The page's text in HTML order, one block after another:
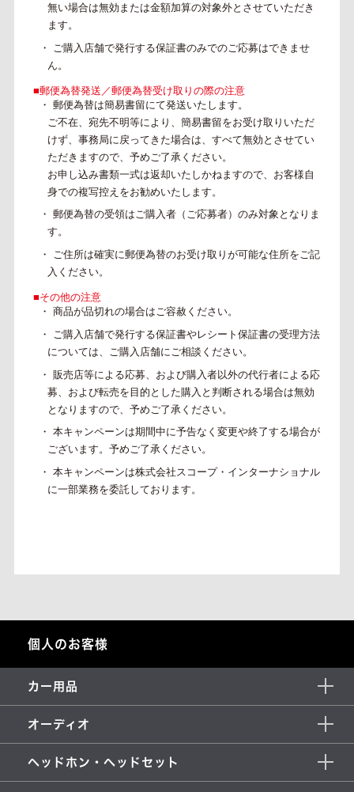
無い場合は無効または金額加算の対象外とさせていただき
ます。
・ ご購入店舗で発行する保証書のみでのご応募はできませ
ん。
■郵便為替発送／郵便為替受け取りの際の注意
・ 郵便為替は簡易書留にて発送いたします。
ご不在、宛先不明等により、簡易書留をお受け取りいただ
けず、事務局に戻ってきた場合は、すべて無効とさせてい
ただきますので、予めご了承ください。
お申し込み書類一式は返却いたしかねますので、お客様自
身での複写控えをお勧めいたします。
・ 郵便為替の受領はご購入者（ご応募者）のみ対象となりま
す。
・ ご住所は確実に郵便為替のお受け取りが可能な住所をご記
入ください。
■その他の注意
・ 商品が品切れの場合はご容赦ください。
・ ご購入店舗で発行する保証書やレシート保証書の受理方法
については、ご購入店舗にご相談 ください。
・ 販売店等による応募、および購入者以外の代行者による応
募、および転売を目的とした購入と 判断される場合は無効
となりますので、予めご了承ください。
・ 本キャンペーンは期間中に予告なく変更や終了する場合が
ございます。予めご了承ください。
・ 本キャンペーンは株式会社スコープ・インターナショナル
に一部業務を委託しております。
個人のお客様
カー用品
オーディオ
ヘッドホン・ヘッドセット